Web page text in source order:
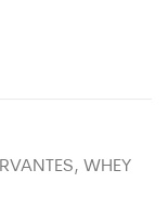
WHEY